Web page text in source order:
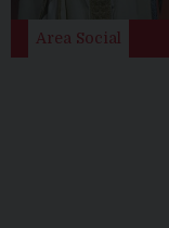
Area Social